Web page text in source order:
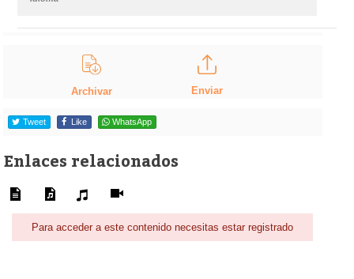
Archivar Enviar
Tweet Like WhatsApp
Enlaces relacionados
Para acceder a este contenido necesitas estar registrado